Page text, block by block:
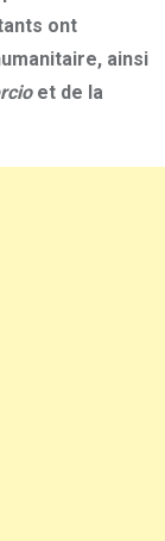
ont
ainsi
et de la